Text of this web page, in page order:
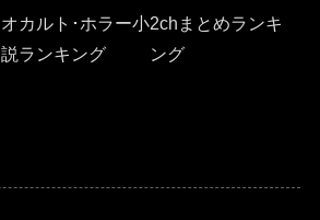
オカルト･ホラー小
説ランキング
2chまとめランキ
ング